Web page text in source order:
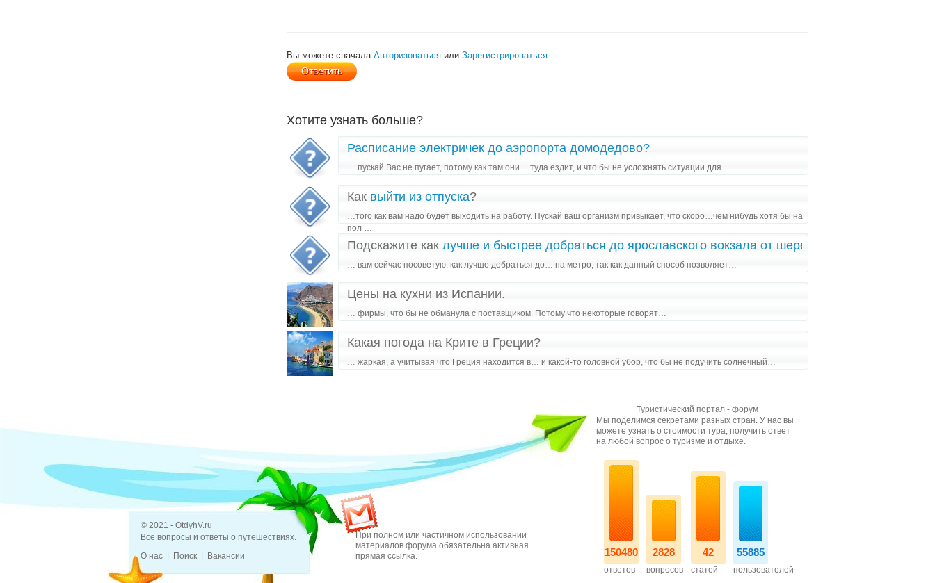
Вы можете сначала Авторизоваться или Зарегистрироваться
Хотите узнать больше?
Расписание электричек до аэропорта домодедово?
… пускай Вас не пугает, потому как там они… туда ездит, и что бы не усложнять ситуации для…
Как выйти из отпуска?
…того как вам надо будет выходить на работу. Пускай ваш организм привыкает, что скоро…чем нибудь хотя бы на
пол …
Подскажите как лучше и быстрее добраться до ярославского вокзала от шереметьевского
… вам сейчас посоветую, как лучше добраться до… на метро, так как данный способ позволяет…
Цены на кухни из Испании.
… фирмы, что бы не обманула с поставщиком. Потому что некоторые говорят…
Какая погода на Крите в Греции?
… жаркая, а учитывая что Греция находится в… и какой-то головной убор, что бы не подучить солнечный…
© 2021 - OtdyhV.ru
Все вопросы и ответы о путешествиях.
О нас
Поиск Вакансии
При полном или частичном использовании
материалов форума обязательна активная
прямая ссылка.
Туристический портал - форум
Мы поделимся секретами разных стран. У нас вы
можете узнать о стоимости тура, получить ответ
на любой вопрос о туризме и отдыхе.
150480
ответов
2828
вопросов
42
статей
55885
пользователей